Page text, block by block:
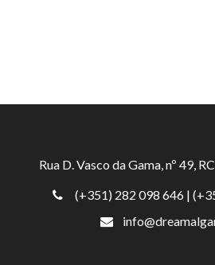
Rua D. Vasco da Gama, nº 49,
(+351) 282 098 646 |